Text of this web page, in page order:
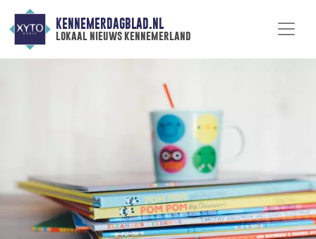
KENNEMERDAGBLAD.NL
lokaal nieuws kennemerland